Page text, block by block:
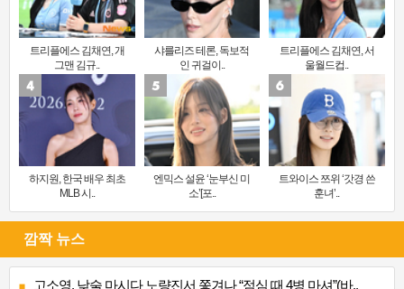
트리플에스 김채연, 개
그맨 김규..
샤를리즈 테론, 독보적
인 귀걸이..
트리플에스 김채연, 서
울월드컵..
하지원, 한국 배우 최초
MLB 시..
엔믹스 설윤 ‘눈부신 미
소’[포..
트와이스 쯔위 ‘갓경 쓴
훈녀’..
깜짝 뉴스
고소영, 낮술 마시다 노량진서 쫓겨나 “점심 때 4병 마셔”(바..